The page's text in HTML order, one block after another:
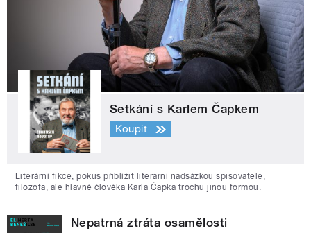
Setkání s Karlem Čapkem
Koupit
Literární fikce, pokus přiblížit literární nadsázkou spisovatele,
filozofa, ale hlavně člověka Karla Čapka trochu jinou formou.
Nepatrná ztráta osamělosti